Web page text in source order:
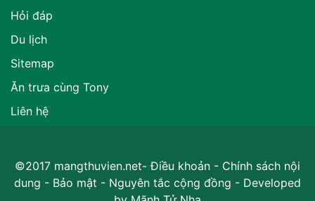
Hỏi đáp
Du lịch
Sitemap
Ăn trưa cùng Tony
Liên hệ
©2017 mangthuvien.net-Điều khoản - Chính sách nội
dung - Bảo mật - Nguyên tắc cộng đồng - Developed